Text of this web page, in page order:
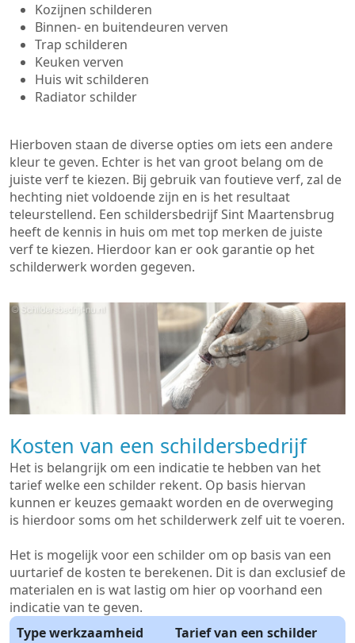
Kozijnen schilderen
Binnen- en buitendeuren verven
Trap schilderen
Keuken verven
Huis wit schilderen
Radiator schilder
Hierboven staan de diverse opties om iets een andere
kleur te geven. Echter is het van groot belang om de
juiste verf te kiezen. Bij gebruik van foutieve verf, zal de
hechting niet voldoende zijn en is het resultaat
teleurstellend. Een schildersbedrijf Sint Maartensbrug
heeft de kennis in huis om met top merken de juiste
verf te kiezen. Hierdoor kan er ook garantie op het
schilderwerk worden gegeven.
Kosten van een schildersbedrijf
Het is belangrijk om een indicatie te hebben van het
tarief welke een schilder rekent. Op basis hiervan
kunnen er keuzes gemaakt worden en de overweging
is hierdoor soms om het schilderwerk zelf uit te voeren.
Het is mogelijk voor een schilder om op basis van een
uurtarief de kosten te berekenen. Dit is dan exclusief de
materialen en is wat lastig om hier op voorhand een
indicatie van te geven.
Type werkzaamheid
Tarief van een schilder